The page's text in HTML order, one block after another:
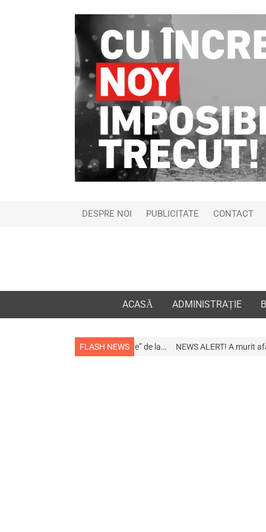
DESPRE NOI PUBLICITATE CONTACT
ACASĂ ADMINISTRAȚIE
FLASH NEWS
„la revedere” de la… NEWS ALERT! A murit afaceristul Gogu